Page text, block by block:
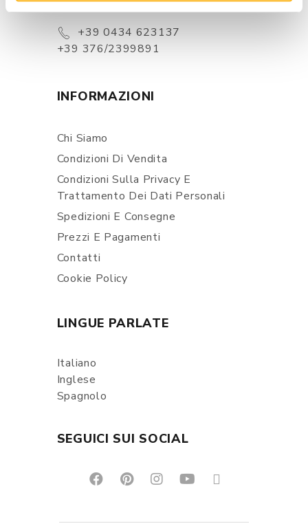
store@martinelstore.com
+39 0434 623137
+39 376/2399891
INFORMAZIONI
Chi Siamo
Condizioni Di Vendita
Condizioni Sulla Privacy E
Trattamento Dei Dati Personali
Spedizioni E Consegne
Prezzi E Pagamenti
Contatti
Cookie Policy
LINGUE PARLATE
Italiano
Inglese
Spagnolo
SEGUICI SUI SOCIAL